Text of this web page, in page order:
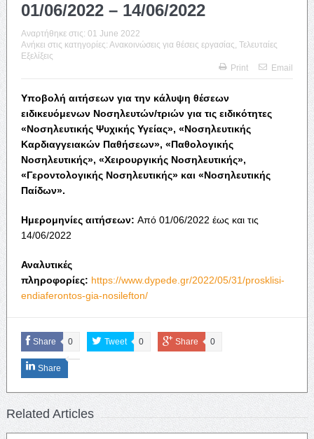
01/06/2022 – 14/06/2022
Αναρτήθηκε στις: 01 June 2022
Ανήκει στις κατηγορίες: Ανακοινώσεις για θέσεις εργασίας Τελευταίες
Εξελίξεις
Print
Email
Υποβολή αιτήσεων για την κάλυψη θέσεων
ειδικευόμενων Νοσηλευτών/τριών για τις ειδικότητες
«Νοσηλευτικής Ψυχικής Υγείας», «Νοσηλευτικής
Καρδιαγγειακών Παθήσεων», «Παθολογικής
Νοσηλευτικής», «Χειρουργικής Νοσηλευτικής»,
«Γεροντολογικής Νοσηλευτικής» και «Νοσηλευτικής
Παίδων».
Ημερομηνίες αιτήσεων: Από 01/06/2022 έως και τις
14/06/2022
Αναλυτικές
πληροφορίες: https://www.dypede.gr/2022/05/31/prosklisi-
endiaferontos-gia-nosilefton/
Share 0 Tweet 0 Share 0
Share
Related Articles